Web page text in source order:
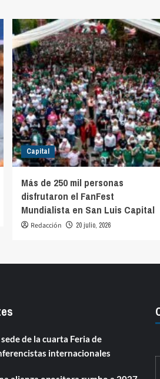
Capital
Más de 250 mil personas
disfrutaron el FanFest
Mundialista en San Luis Capital
Redacción 20 julio, 2026
de la cuarta Feria de
internacionales